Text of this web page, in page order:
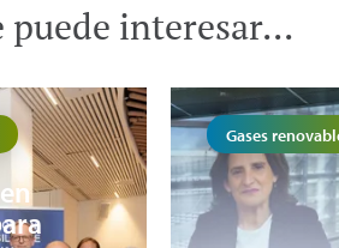
puede interesar...
Gases